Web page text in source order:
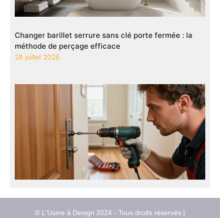
Changer barillet serrure sans clé porte fermée : la
méthode de perçage efficace
28 juillet 2026
© L'Usine à Design 2024 - Tous droits réservés |